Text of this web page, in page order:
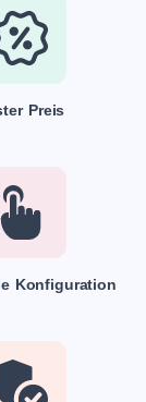
Preis
Konfiguration